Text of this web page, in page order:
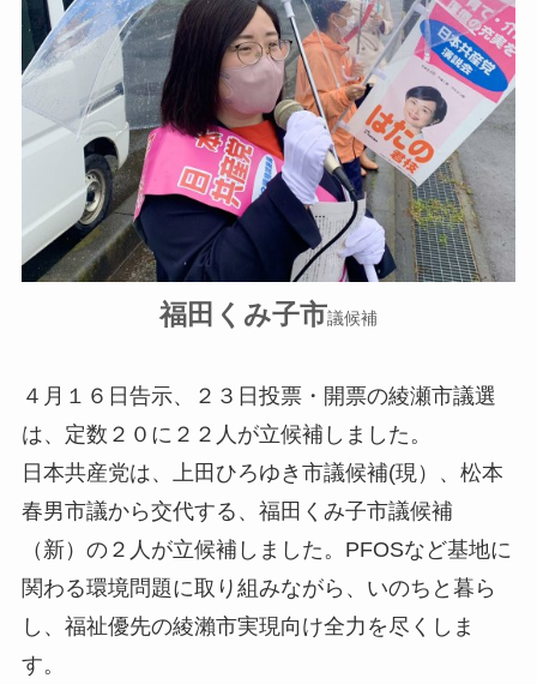
福田くみ子市議候補
４月１６日告示、２３日投票・開票の綾瀬市議選
は、定数２０に２２人が立候補しました。
日本共産党は、上田ひろゆき市議候補(現）、松本
春男市議から交代する、福田くみ子市議候補
（新）の２人が立候補しました。PFOSなど基地に
関わる環境問題に取り組みながら、いのちと暮ら
し、福祉優先の綾瀨市実現向け全力を尽くしま
す。